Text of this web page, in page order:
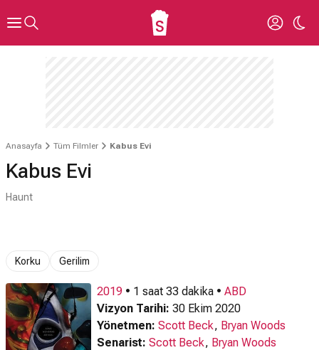
Anasayfa Tüm Filmler Kabus Evi
Kabus Evi
Haunt
Korku Gerilim
2019 • 1 saat 33 dakika • ABD
Vizyon Tarihi: 30 Ekim 2020
Yönetmen: Scott Beck, Bryan Woods
Senarist: Scott Beck, Bryan Woods